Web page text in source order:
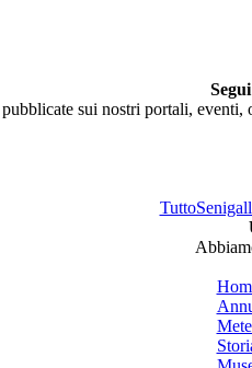
sui nostri portali,